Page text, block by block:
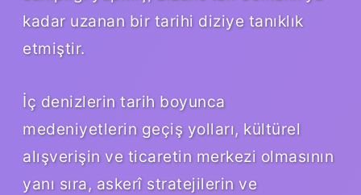
kadar uzanan bir tarihi diziye tanıklık
etmiştir.
İç denizlerin tarih boyunca
medeniyetlerin geçiş yolları, kültürel
alışverişin ve ticaretin merkezi olmasının
yanı sıra, askerî stratejilerin ve